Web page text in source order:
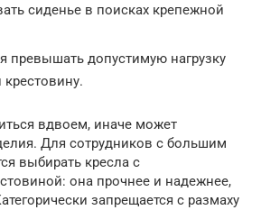
сиденье в поисках крепежной
превышать допустимую нагрузку
вдвоем, иначе может
Для сотрудников с большим
выбирать кресла с
она прочнее и надежнее,
запрещается с размаху